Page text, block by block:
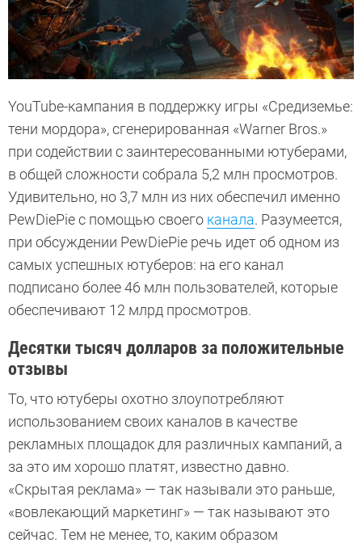
YouTube-кампания в поддержку игры «Средиземье:
тени мордора», сгенерированная «Warner Bros.»
при содействии с заинтересованными ютуберами,
в общей сложности собрала 5,2 млн просмотров.
Удивительно, но 3,7 млн из них обеспечил именно
PewDiePie с помощью своего канала. Разумеется,
при обсуждении PewDiePie речь идет об одном из
самых успешных ютуберов: на его канал
подписано более 46 млн пользователей, которые
обеспечивают 12 млрд просмотров.
Десятки тысяч долларов за положительные
отзывы
То, что ютуберы охотно злоупотребляют
использованием своих каналов в качестве
рекламных площадок для различных кампаний, а
за это им хорошо платят, известно давно.
«Скрытая реклама» — так называли это раньше,
«вовлекающий маркетинг» — так называют это
сейчас. Тем не менее, то, каким образом